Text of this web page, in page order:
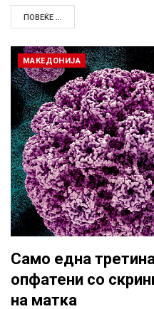
ПОВЕЌЕ ...
МАКЕДОНИЈА
Само една
опфатени со
на матка